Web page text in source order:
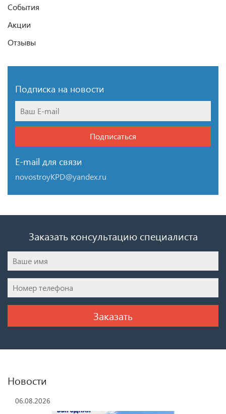
События
Акции
Отзывы
Подписка на новости
Подписаться
E-mail для связи
novostroyKPD@yandex.ru
Заказать консультацию специалиста
Новости
06.08.2026